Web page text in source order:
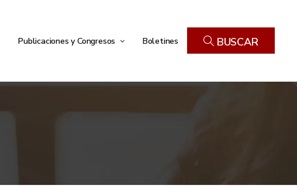
Publicaciones y Congresos Boletines BUSCAR